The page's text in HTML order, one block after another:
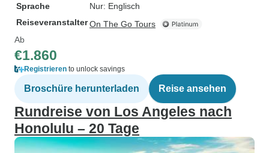
Sprache
Nur: Englisch
ReiseveranstalterOn The Go Tours
Ab
€1.860
Registrieren to unlock savings
Broschüre herunterladen Reise ansehen
Rundreise von Los Angeles nach
Honolulu – 20 Tage